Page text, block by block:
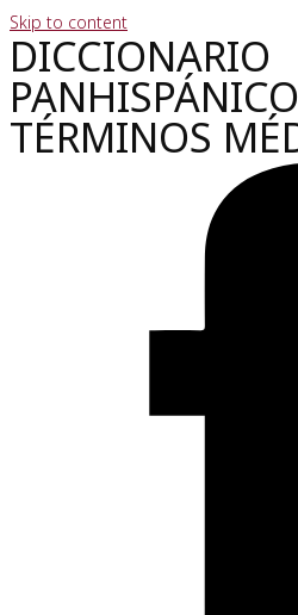
Skip to content
DICCIONARIO
TÉRMINOS